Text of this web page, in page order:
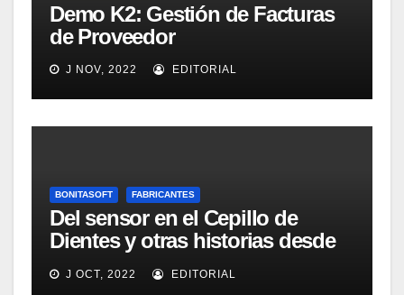
Demo K2: Gestión de Facturas
de Proveedor
J NOV, 2022 EDITORIAL
BONITASOFT FABRICANTES
Del sensor en el Cepillo de
Dientes y otras historias desde
Las Vegas
J OCT, 2022 EDITORIAL